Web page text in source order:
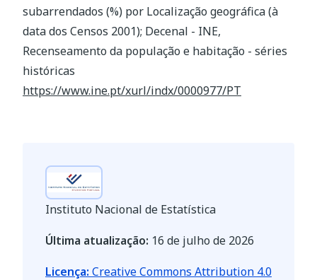
subarrendados (%) por Localização geográfica (à
data dos Censos 2001); Decenal - INE,
Recenseamento da população e habitação - séries
históricas
https://www.ine.pt/xurl/indx/0000977/PT
Instituto Nacional de Estatística
Última atualização: 16 de julho de 2026
Licença: Creative Commons Attribution 4.0